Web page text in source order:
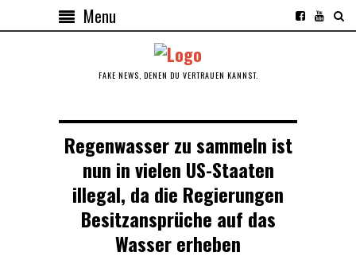
Menu
FAKE NEWS, DENEN DU VERTRAUEN KANNST.
Regenwasser zu sammeln ist
nun in vielen US-Staaten
illegal, da die Regierungen
Besitzansprüche auf das
Wasser erheben